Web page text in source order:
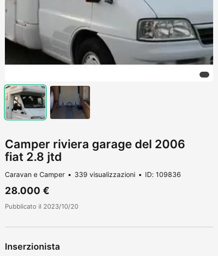
Camper riviera garage del 2006
fiat 2.8 jtd
Caravan e Camper 339 visualizzazioni ID: 109836
28.000 €
Pubblicato il 2023/10/20
Inserzionista